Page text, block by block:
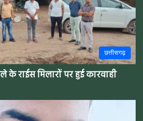
छत्तीसगढ़
के राईस मिलारों पर हुई कारवाही